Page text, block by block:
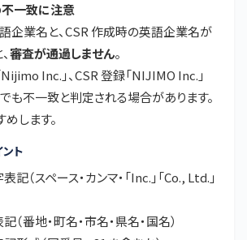
一致に注意
企業名と、CSR 作成時の英語企業名が
審査が通過しません。
Inc.」、CSR 登録「NIJIMO Inc.」
不一致と判定される場合があります。
します。
ト
（スペース・カンマ・「Inc.」「Co., Ltd.」
（番地・町名・市名・県名・国名）